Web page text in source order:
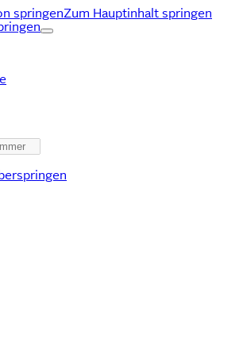
springenZum Hauptinhalt springen